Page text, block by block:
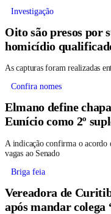
Investigação
Oito são presos por
homicídio
As capturas foram realizadas
Confira nomes
Elmano define
Eunício como 2º
A indicação confirma o acordo
vagas ao Senado
Briga feia
Vereadora de
após mandar